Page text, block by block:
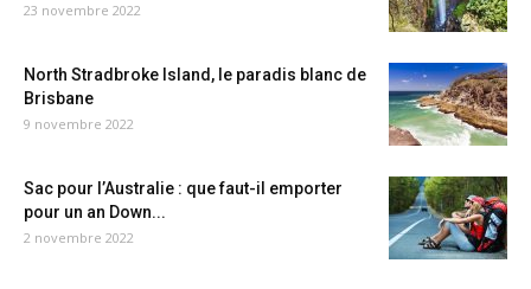
23 novembre 2022
North Stradbroke Island, le paradis blanc de
Brisbane
9 novembre 2022
Sac pour l’Australie : que faut-il emporter
pour un an Down...
2 novembre 2022